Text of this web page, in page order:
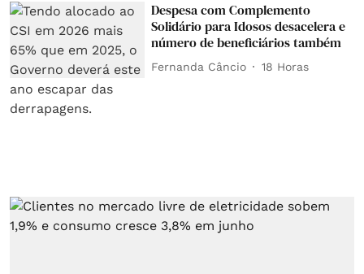
Despesa com Complemento
Solidário para Idosos desacelera e
número de beneficiários também
Fernanda Câncio 18 Horas